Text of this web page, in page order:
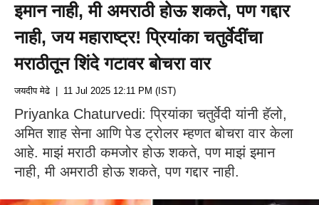
इमान नाही, मी अमराठी होऊ शकते, पण गद्दार
नाही, जय महाराष्ट्र! प्रियांका चतुर्वेदींचा
मराठीतून शिंदे गटावर बोचरा वार
जयदीप मेढे| 11 Jul 2025 12:11 PM (IST)
Priyanka Chaturvedi: प्रियांका चतुर्वेदी यांनी हॅलो,
अमित शाह सेना आणि पेड ट्रोलर म्हणत बोचरा वार केला
आहे. माझं मराठी कमजोर होऊ शकते, पण माझं इमान
नाही, मी अमराठी होऊ शकते, पण गद्दार नाही.